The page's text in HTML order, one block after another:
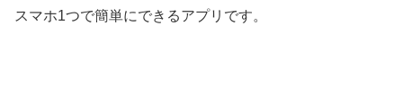
スマホ1つで簡単にできるアプリです。